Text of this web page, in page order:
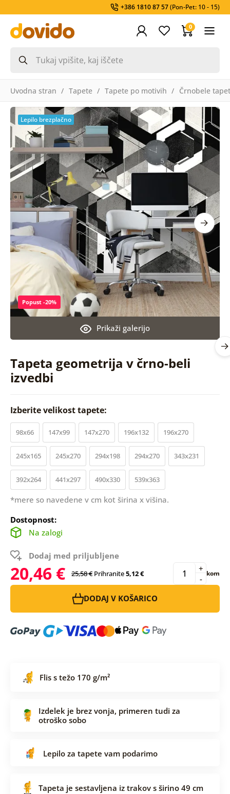
+386 1810 87 57(Pon-Pet: 10 - 15)
0
Uvodna stran Tapete Tapete po motivih Črnobele
Tapeta geometrija v črno-beli
izvedbi
Prikaži galerijo
Popust -20%
Lepilo brezplačno
Izberite velikost tapete:
98x66 147x99 147x270 196x132 196x270
245x165 245x270 294x198 294x270 343x231
392x264 441x297 490x330 539x363
*mere so navedene v cm kot širina x višina.
Dostopnost:
Na zalogi
Dodaj med priljubljene
20,46 € 25,58 € Prihranite5,12 € -
+ kom
DODAJ V KOŠARICO
Flis s težo 170 g/m²
Izdelek je brez vonja, primeren tudi za
otroško sobo
Lepilo za tapete vam podarimo
Tapeta je sestavljena iz trakov s širino 49 cm